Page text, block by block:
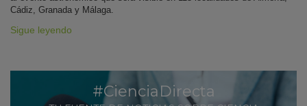
Cádiz, Granada y Málaga.
Sigue leyendo
#CienciaDirecta